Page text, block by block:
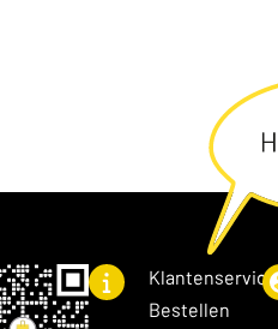
Klantenservice
Bestellen